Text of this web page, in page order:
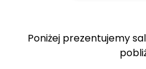
Poniżej prezentujemy